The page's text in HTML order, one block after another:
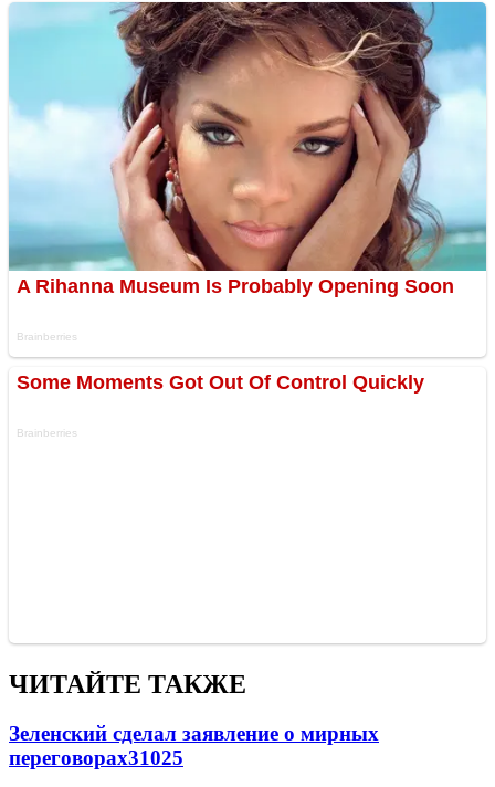
ЧИТАЙТЕ ТАКЖЕ
Зеленский сделал заявление о мирных
переговорах31025